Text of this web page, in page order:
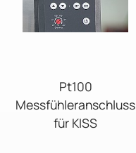
Pt100
Messfühleranschluss
für KISS